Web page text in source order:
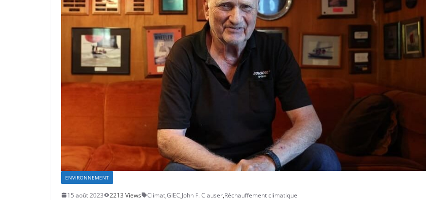
ENVIRONNEMENT
15 août 2023 2213 Views Climat,GIEC,John F. Clauser,Réchauffement climatique